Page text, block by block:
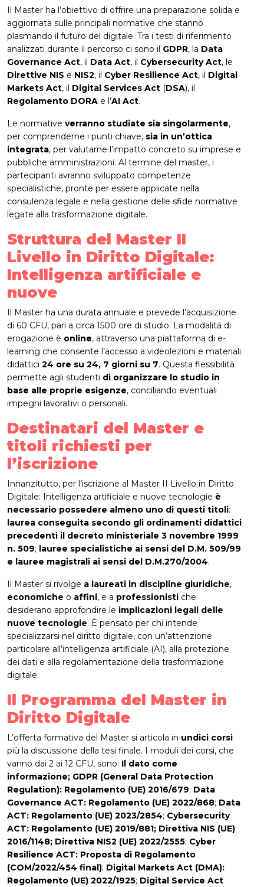
Il Master ha l’obiettivo di offrire una preparazione solida e
aggiornata sulle principali normative che stanno
plasmando il futuro del digitale. Tra i testi di riferimento
analizzati durante il percorso ci sono il GDPR, la Data
Governance Act, il Data Act, il Cybersecurity Act, le
Direttive NIS e NIS2, il Cyber Resilience Act, il Digital
Markets Act, il Digital Services Act (DSA), il
Regolamento DORA e l’AI Act.
Le normative verranno studiate sia singolarmente,
per comprenderne i punti chiave, sia in un’ottica
integrata, per valutarne l’impatto concreto su imprese e
pubbliche amministrazioni. Al termine del master, i
partecipanti avranno sviluppato competenze
specialistiche, pronte per essere applicate nella
consulenza legale e nella gestione delle sfide normative
legate alla trasformazione digitale.
Struttura del Master II
Livello in Diritto Digitale:
Intelligenza artificiale e
nuove
Il Master ha una durata annuale e prevede l’acquisizione
di 60 CFU, pari a circa 1500 ore di studio. La modalità di
erogazione è online, attraverso una piattaforma di e-
learning che consente l’accesso a videolezioni e materiali
didattici 24 ore su 24, 7 giorni su 7. Questa flessibilità
permette agli studenti di organizzare lo studio in
base alle proprie esigenze, conciliando eventuali
impegni lavorativi o personali.
Destinatari del Master e
titoli richiesti per
l’iscrizione
Innanzitutto, per l’iscrizione al Master II Livello in Diritto
Digitale: Intelligenza artificiale e nuove tecnologie è
necessario possedere almeno uno di questi titoli:
laurea conseguita secondo gli ordinamenti didattici
precedenti il decreto ministeriale 3 novembre 1999
n. 509; lauree specialistiche ai sensi del D.M. 509/99
e lauree magistrali ai sensi del D.M.270/2004.
Il Master si rivolge a laureati in discipline giuridiche,
economiche o affini, e a professionisti che
desiderano approfondire le implicazioni legali delle
nuove tecnologie. È pensato per chi intende
specializzarsi nel diritto digitale, con un’attenzione
particolare all’intelligenza artificiale (AI), alla protezione
dei dati e alla regolamentazione della trasformazione
digitale.
Il Programma del Master in
Diritto Digitale
L’offerta formativa del Master si articola in undici corsi
più la discussione della tesi finale. I moduli dei corsi, che
vanno dai 2 ai 12 CFU, sono: Il dato come
informazione; GDPR (General Data Protection
Regulation): Regolamento (UE) 2016/679; Data
Governance ACT: Regolamento (UE) 2022/868; Data
ACT: Regolamento (UE) 2023/2854; Cybersecurity
ACT: Regolamento (UE) 2019/881; Direttiva NIS (UE)
2016/1148; Direttiva NIS2 (UE) 2022/2555; Cyber
Resilience ACT: Proposta di Regolamento
(COM/2022/454 final); Digital Markets Act (DMA):
Regolamento (UE) 2022/1925; Digital Service Act